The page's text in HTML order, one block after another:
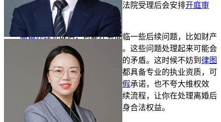
诉讼离婚则是先向法院立案，法院受理后会安排开庭审
，经过审理后作出判决。
离婚办理完成后，可能还会面临一些后续问题，比如财产
子女抚养权
的变更等。这些问题处理起来可能会
比较复杂，一不小心就容易引发新的矛盾。这时候不妨到 律图
咨询本地律师，律图平台上的律师都具备专业的执业资质，可
通过官方渠道核验，他们不会做
虚假承诺，也不夸大维权效
果。能结合具体情况，帮你理清后续流程，让你在处理离婚后
续问题时少走弯路，更好地维护自身合法权益。